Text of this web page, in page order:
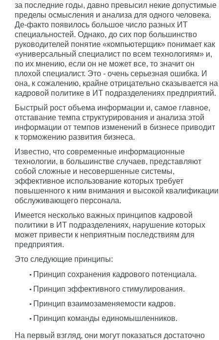
за последние годы, давно превысил некие допустимые
пределы осмысления и анализа для одного человека.
Де-факто появилось большое число разных ИТ
специальностей. Однако, до сих пор большинство
руководителей понятие «компьютерщик» понимает как
«универсальный специалист по всем технологиям» и,
по их мнению, если он не может все, то значит он
плохой специалист. Это - очень серьезная ошибка. И
она, к сожалению, крайне отрицательно сказывается на
кадровой политике в ИТ подразделениях предприятий.
Быстрый рост объема информации и, самое главное,
отставание темпа структурирования и анализа этой
информации от темпов изменений в бизнесе приводит
к торможению развития бизнеса.
Известно, что современные информационные
технологии, в большинстве случаев, представляют
собой сложные и несовершенные системы,
эффективное использование которых требует
повышенного к ним внимания и высокой квалификации
обслуживающего персонала.
Имеется несколько важных принципов кадровой
политики в ИТ подразделениях, нарушение которых
может привести к неприятным последствиям для
предприятия.
Это следующие принципы:
Принцип сохранения кадрового потенциала.
Принцип эффективного стимулирования.
Принцип взаимозаменяемости кадров.
Принцип команды единомышленников.
На первый взгляд, они могут показаться достаточно